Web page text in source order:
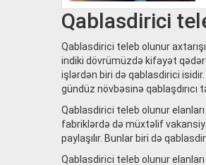
Qablasdirici
Qablasdirici teleb olunur
indiki dövrümüzdə kifayət
işlərdən biri də qablasdirici
gündüz növbəsinə qablaşdırıcı
Qablasdirici teleb olunur
fabriklərdə də müxtəlif
paylaşılır. Bunlar biri də
Qablasdirici teleb olunur